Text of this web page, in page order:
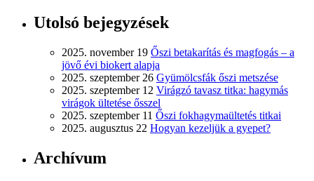
Utolsó bejegyzések
2025. november 19 Őszi betakarítás és magfogás – a
jövő évi biokert alapja
2025. szeptember 26 Gyümölcsfák őszi metszése
2025. szeptember 12 Virágzó tavasz titka: hagymás
virágok ültetése ősszel
2025. szeptember 11 Őszi fokhagymaültetés titkai
2025. augusztus 22 Hogyan kezeljük a gyepet?
Archívum